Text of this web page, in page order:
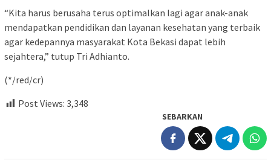
“Kita harus berusaha terus optimalkan lagi agar anak-anak
mendapatkan pendidikan dan layanan kesehatan yang terbaik
agar kedepannya masyarakat Kota Bekasi dapat lebih
sejahtera,” tutup Tri Adhianto.
(*/red/cr)
Post Views: 3,348
SEBARKAN